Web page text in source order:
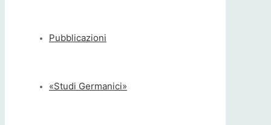
Pubblicazioni
«Studi Germanici»